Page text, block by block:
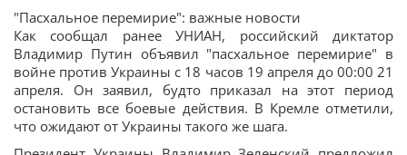
"Пасхальное перемирие": важные новости
Как сообщал ранее УНИАН, российский диктатор
Владимир Путин объявил "пасхальное перемирие" в
войне против Украины с 18 часов 19 апреля до 00:00 21
апреля. Он заявил, будто приказал на этот период
остановить все боевые действия. В Кремле отметили,
что ожидают от Украины такого же шага.